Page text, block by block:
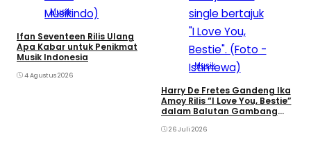
Musik
Ifan Seventeen Rilis Ulang
Apa Kabar untuk Penikmat
Musik Indonesia
4 Agustus 2026
Musik
Harry De Fretes Gandeng Ika
Amoy Rilis “I Love You, Bestie”
dalam Balutan Gambang
26 Juli 2026